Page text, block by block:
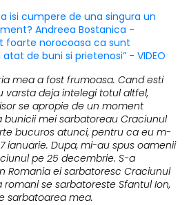
isi cumpere de una singura un
Andreea Bostanica -
foarte norocoasa ca sunt
de buni si prietenosi” - VIDEO
mea a fost frumoasa. Cand esti
varsta deja intelegi totul altfel,
se apropie de un moment
bunicii mei sarbatoreau Craciunul
bucuros atunci, pentru ca eu m-
ianuarie. Dupa, mi-au spus oamenii
pe 25 decembrie. S-a
Romania ei sarbatoresc Craciunul
romani se sarbatoreste Sfantul Ion,
sarbatoarea mea.